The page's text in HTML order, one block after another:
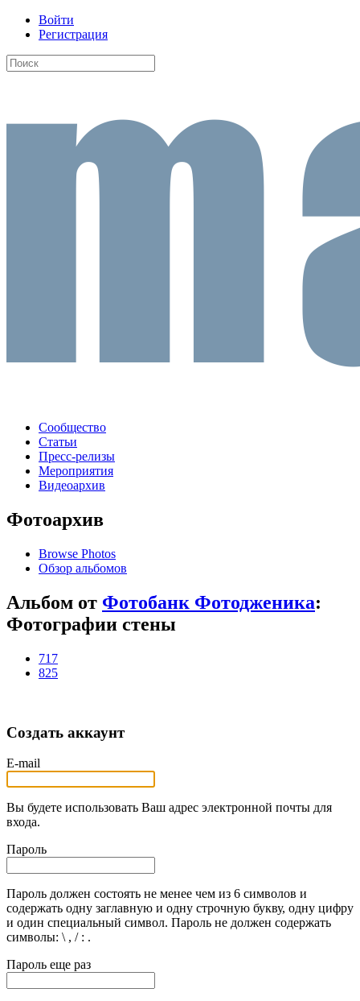
Войти
Регистрация
Сообщество
Статьи
Пресс-релизы
Мероприятия
Видеоархив
Фотоархив
Browse Photos
Обзор альбомов
Альбом от Фотобанк Фотодженика:
Фотографии стены
717
825
Создать аккаунт
E-mail
Вы будете использовать Ваш адрес электронной почты для
входа.
Пароль
Пароль должен состоять не менее чем из 6 символов и
содержать одну заглавную и одну строчную букву, одну цифру
и один специальный символ. Пароль не должен содержать
символы: \ , / : .
Пароль еще раз